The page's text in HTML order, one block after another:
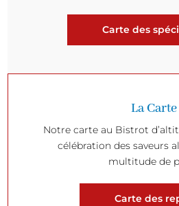
Carte des
La Carte
Notre carte au Bistrot
célébration des saveurs
multitude de
Carte des